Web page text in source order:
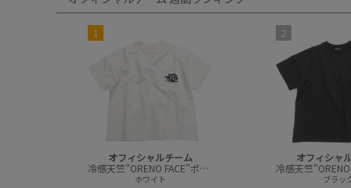
1
オフィシャルチーム
冷感天竺”ORENO FACE”ポケットTシャツ
ホワイト
2
オフィシャ
ブラッ